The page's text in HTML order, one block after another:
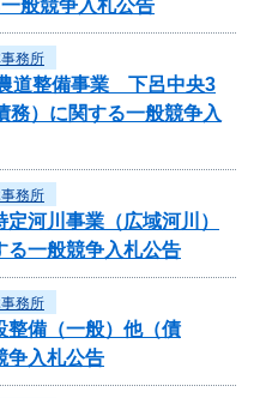
般競争入札公告
務所
道整備事業 下呂中央3
）に関する一般競争入
務所
河川事業（広域河川）
る一般競争入札公告
務所
備（一般）他（債
入札公告